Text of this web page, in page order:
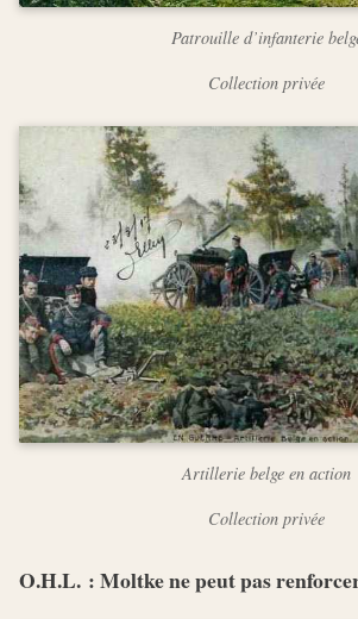
Patrouille d’infanterie
Collection privée
Artillerie belge en action
Collection privée
O.H.L. : Moltke ne peut pas